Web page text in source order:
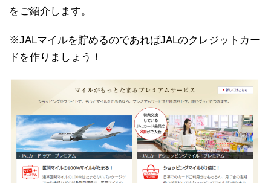
をご紹介します。
※JALマイルを貯めるのであればJALのクレジットカー
ドを作りましょう！